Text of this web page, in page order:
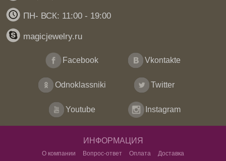
ПН- ВСК: 11:00 - 19:00
magicjewelry.ru
Facebook Vkontakte
Odnoklassniki Twitter
Youtube Instagram
ИНФОРМАЦИЯ
О компании Вопрос-ответ Оплата Доставка